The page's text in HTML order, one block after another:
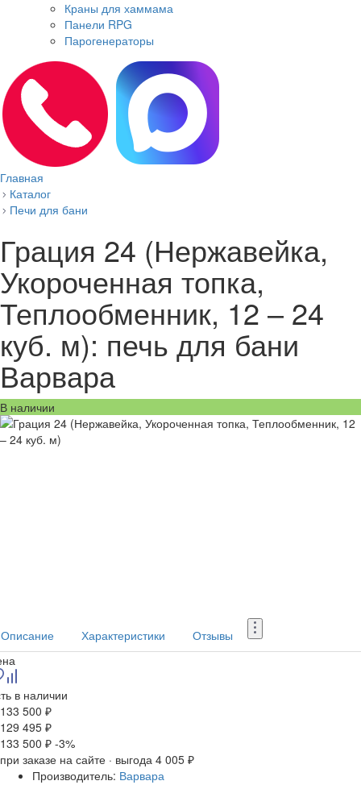
Краны для хаммама
Панели RPG
Парогенераторы
Главная
Каталог
Печи для бани
Грация 24 (Нержавейка,
Укороченная топка,
Теплообменник, 12 – 24
куб. м): печь для бани
Варвара
В наличии
Описание Характеристики
Отзывы
в наличии
133 500 ₽
129 495 ₽
133 500 ₽ -3%
при заказе на сайте · выгода 4 005 ₽
Производитель: Варвара